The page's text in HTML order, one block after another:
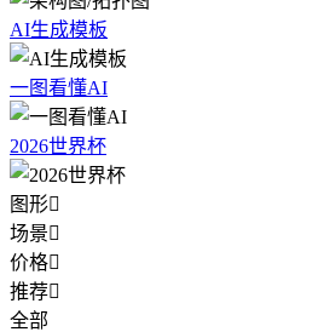
AI生成模板
一图看懂AI
2026世界杯
图形
场景
价格
推荐
全部